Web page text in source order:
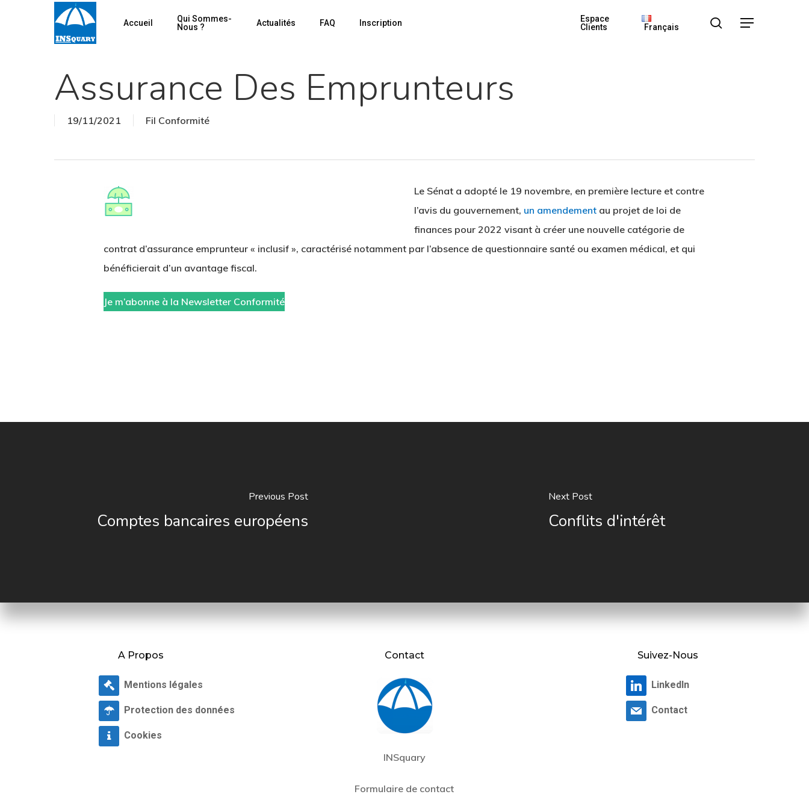
Hit enter to search or ESC to close
Accueil
Qui Sommes-
Nous ?
Actualités FAQ Inscription
Espace
Clients
Français search
Menu
Assurance Des Emprunteurs
19/11/2021 Fil Conformité
Le Sénat a adopté le 19 novembre, en première lecture et contre
l’avis du gouvernement, un amendement au projet de loi de
finances pour 2022 visant à créer une nouvelle catégorie de
contrat d’assurance emprunteur « inclusif », caractérisé notamment par l’absence de questionnaire santé ou examen médical, et qui
bénéficierait d’un avantage fiscal.
Je m’abonne à la Newsletter Conformité
Previous Post
Comptes bancaires européens
Next Post
Conflits d'intérêt
A Propos
Mentions légales
Protection des données
Cookies
Contact
INSquary
Formulaire de contact
Suivez-Nous
LinkedIn
Contact